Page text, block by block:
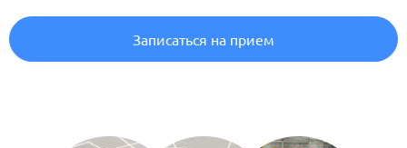
Записаться на прием